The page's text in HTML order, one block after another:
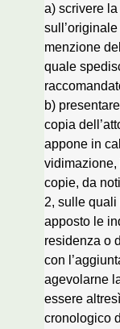
a) scrivere
menzione
quale
b)
copia
appone in
copie, da
2, sulle
apposto le
residenza o
con
agevolarne
essere
cronologico